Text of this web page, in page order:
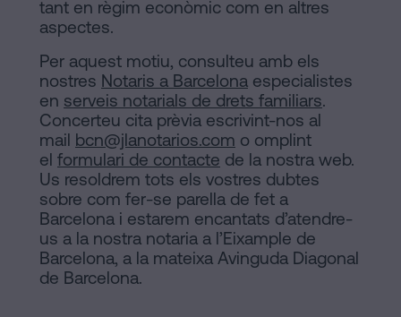
tant en règim econòmic com en altres
aspectes.
Per aquest motiu, consulteu amb els
nostres Notaris a Barcelona especialistes
en serveis notarials de drets familiars.
Concerteu cita prèvia escrivint-nos al
mail bcn@jlanotarios.com o omplint
el formulari de contacte de la nostra web.
Us resoldrem tots els vostres dubtes
sobre com fer-se parella de fet a
Barcelona i estarem encantats d’atendre-
us a la nostra notaria a l’Eixample de
Barcelona, a la mateixa Avinguda Diagonal
de Barcelona.